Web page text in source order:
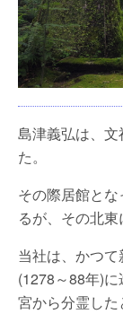
島津義弘は、
た。
その際居館と
るが、その北東
当社は、かつ
(1278～88年)
宮から分霊し